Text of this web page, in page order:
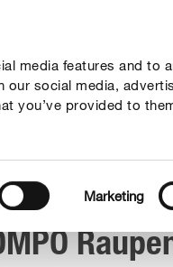
media features and to
our social media,
you’ve provided to
Marketing
Unternehmen